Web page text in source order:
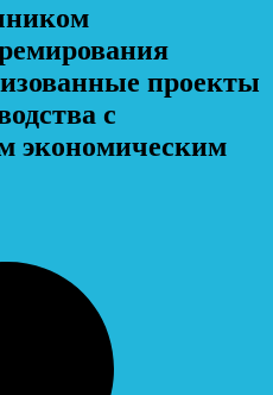
проекты
с
экономическим